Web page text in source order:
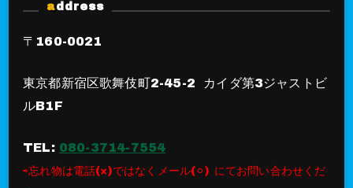
address
〒160-0021
東京都新宿区歌舞伎町2-45-2 カイダ第3ジャストビ
ルB1F
TEL: 080-3714-7554
⇨忘れ物は電話(×)ではなくメール(⚪︎) にてお問い合わせくだ